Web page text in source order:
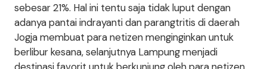
sebesar 21%. Hal ini tentu saja tidak luput dengan
adanya pantai indrayanti dan parangtritis di daerah
Jogja membuat para netizen menginginkan untuk
berlibur kesana, selanjutnya Lampung menjadi